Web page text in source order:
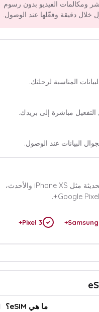
ومكالمات الفيديو بدون رسوم
المناسبة لرحلتك.
مباشرة إلى بريدك.
تعمل مع معظم هواتف eSIM الحديثة مثل iPhone XS والأحدث،
Samsung
Pixel 3+
ما هي eSIM؟